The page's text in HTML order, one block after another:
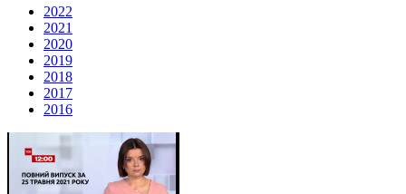
2022
2021
2020
2019
2018
2017
2016